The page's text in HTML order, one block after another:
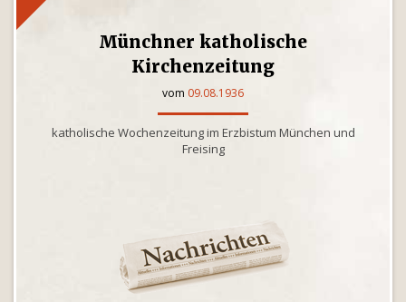
Münchner katholische
Kirchenzeitung
vom 09.08.1936
katholische Wochenzeitung im Erzbistum München und
Freising